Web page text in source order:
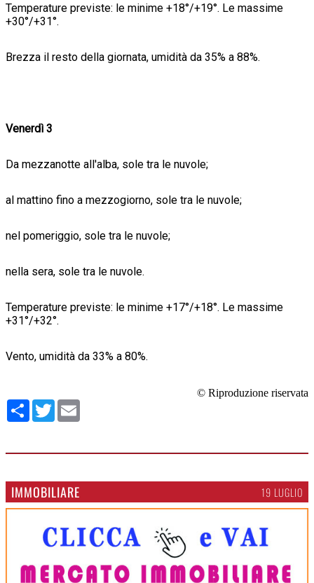
Temperature previste: le minime +18°/+19°. Le massime
+30°/+31°.
Brezza il resto della giornata, umidità da 35% a 88%.
Venerdì 3
Da mezzanotte all'alba, sole tra le nuvole;
al mattino fino a mezzogiorno, sole tra le nuvole;
nel pomeriggio, sole tra le nuvole;
nella sera, sole tra le nuvole.
Temperature previste: le minime +17°/+18°. Le massime
+31°/+32°.
Vento, umidità da 33% a 80%.
© Riproduzione riservata
Condividi
Twitter
IMMOBILIARE 19 LUGLIO